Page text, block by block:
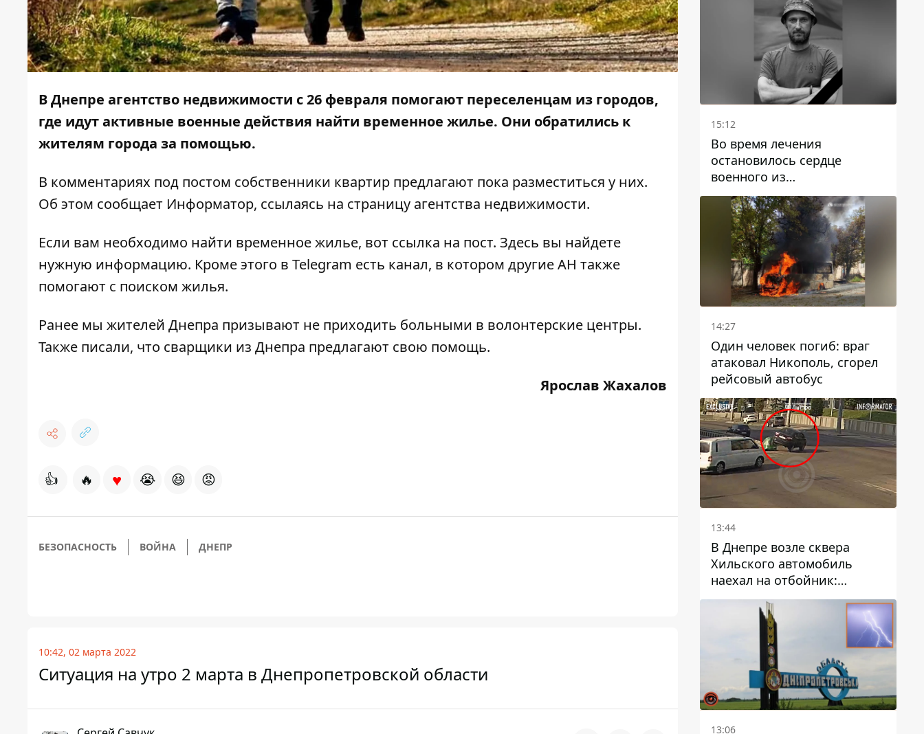
В Днепре агентство недвижимости с 26 февраля помогают переселенцам из городов,
где идут активные военные действия найти временное жилье. Они обратились к
жителям города за помощью.
В комментариях под постом собственники квартир предлагают пока разместиться у них.
Об этом сообщает Информатор, ссылаясь на страницу агентства недвижимости.
Если вам необходимо найти временное жилье, вот ссылка на пост. Здесь вы найдете
нужную информацию. Кроме этого в Telegram есть канал, в котором другие АН также
помогают с поиском жилья.
Ранее мы жителей Днепра призывают не приходить больными в волонтерские центры.
Также писали, что сварщики из Днепра предлагают свою помощь.
Ярослав Жахалов
👍 🔥 ♥ 😭 😆 😡
БЕЗОПАСНОСТЬ ВОЙНА ДНЕПР
10:42, 02 марта 2022
Ситуация на утро 2 марта в Днепропетровской области
15:12
Во время лечения
остановилось сердце
военного из
Днепропетровской области
Ростислава Лупашко
14:27
Один человек погиб: враг
атаковал Никополь, сгорел
рейсовый автобус
13:44
В Днепре возле сквера
Хильского автомобиль
наехал на отбойник:
момент происшествия
13:06